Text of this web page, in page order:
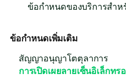
ข้อกำหนดของบริการสำห
ข้อกําหนดเพิ่มเติม
สัญญาอนุญาโตตุลาการ
การเปิดเผยลายเซ็นอิเล็กท